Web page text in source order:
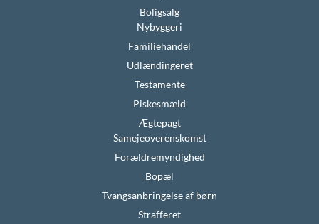
Boligsalg
Nybyggeri
Familiehandel
Udlændingeret
Testamente
Piskesmæld
Ægtepagt
Samejeoverenskomst
Forældremyndighed
Bopæl
Tvangsanbringelse af børn
Strafferet